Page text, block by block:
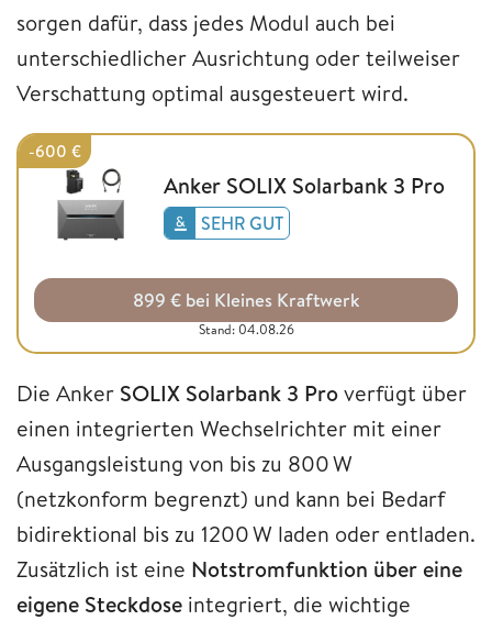
sorgen dafür, dass jedes Modul auch bei
unterschiedlicher Ausrichtung oder teilweiser
Verschattung optimal ausgesteuert wird.
-600 €
Anker SOLIX Solarbank 3 Pro
SEHR GUT
899 € bei Kleines Kraftwerk
Stand: 04.08.26
Die Anker SOLIX Solarbank 3 Proverfügt über
einen integrierten Wechselrichter mit einer
Ausgangsleistung von bis zu 800 W
(netzkonform begrenzt) und kann bei Bedarf
bidirektional bis zu 1200 W laden oder entladen.
Zusätzlich ist eine Notstromfunktion über eine
eigene Steckdose integriert, die wichtige